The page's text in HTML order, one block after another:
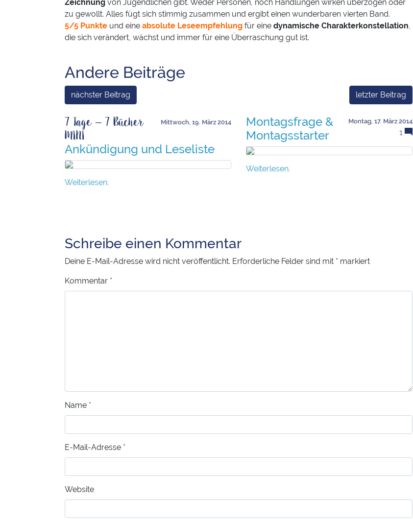
Zeichnung von Jugendlichen gibt. Weder Personen, noch Handlungen wirken überzogen oder
zu gewollt. Alles fügt sich stimmig zusammen und ergibt einen wunderbaren vierten Band.
5/5 Punkte und eine absolute Leseempfehlung für eine dynamische Charakterkonstellation,
die sich verändert, wächst und immer für eine Überraschung gut ist.
Andere Beiträge
nächster Beitrag
Mittwoch, 19. März 2014
7 Tage – 7 Bücher
MINI
Ankündigung und Leseliste
Weiterlesen.
letzter Beitrag
Montag, 17. März 2014
1
Montagsfrage &
Montagsstarter
Weiterlesen.
Schreibe einen Kommentar
Deine E-Mail-Adresse wird nicht veröffentlicht. Erforderliche Felder sind mit * markiert
Kommentar *
Name *
E-Mail-Adresse *
Website